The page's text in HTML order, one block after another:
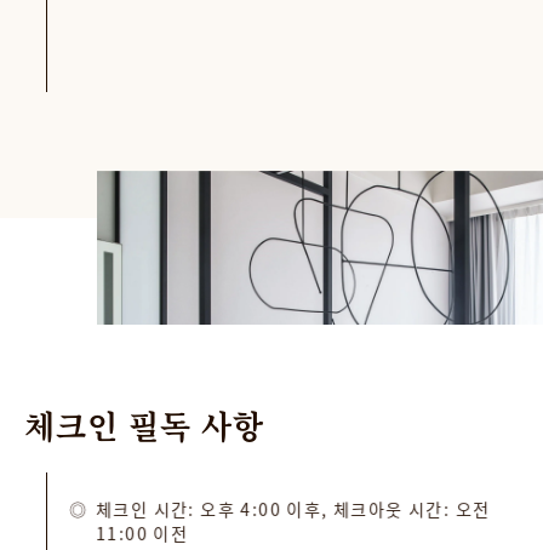
체크인 필독 사항
체크인 시간: 오후 4:00 이후, 체크아웃 시간: 오전
11:00 이전